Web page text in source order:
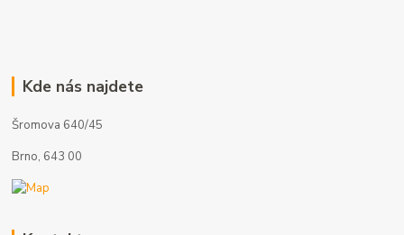
Kde nás najdete
Šromova 640/45
Brno, 643 00